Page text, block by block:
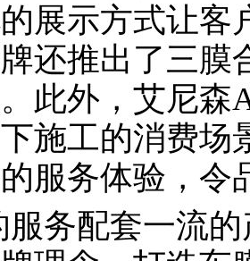
展示方式让客
还推出了三
此外，艾尼森
施工的消费场
服务体验，令
服务配套一流